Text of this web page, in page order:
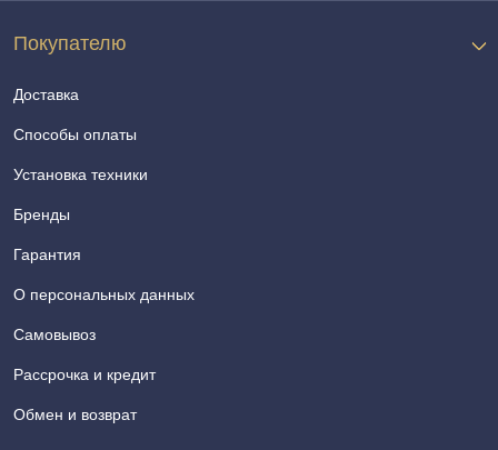
Покупателю
Доставка
Способы оплаты
Установка техники
Бренды
Гарантия
О персональных данных
Самовывоз
Рассрочка и кредит
Обмен и возврат